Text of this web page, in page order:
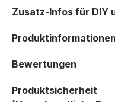
Zusatz-Infos für DIY
Produktinformationen
Bewertungen
Produktsicherheit